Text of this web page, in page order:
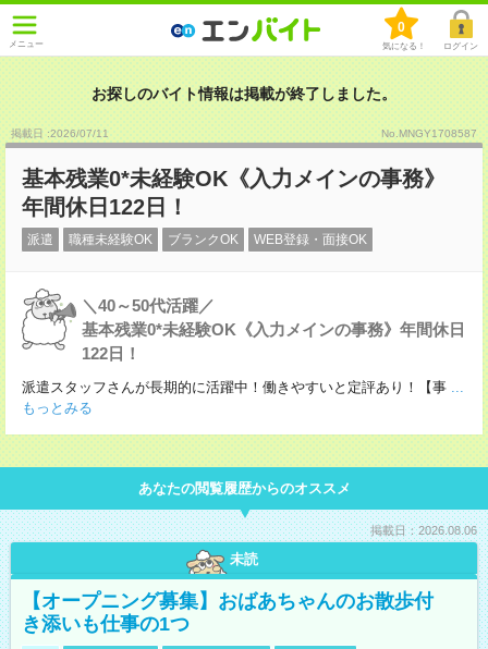
メニュー
0
気になる！ ログイン
お探しのバイト情報は掲載が終了しました。
掲載日 :2026/07/11 No.MNGY1708587
基本残業0*未経験OK《入力メインの事務》
年間休日122日！
派遣 職種未経験OK ブランクOK WEB登録・面接OK
＼40～50代活躍／
基本残業0*未経験OK《入力メインの事務》年間休日
122日！
派遣スタッフさんが長期的に活躍中！働きやすいと定評あり！【事 ...
もっとみる
あなたの閲覧履歴からのオススメ
掲載日：2026.08.06
未読
【オープニング募集】おばあちゃんのお散歩付
き添いも仕事の1つ